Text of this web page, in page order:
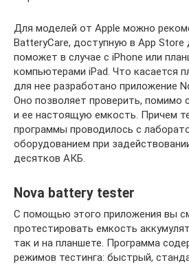
Для моделей от Apple можно
BatteryCare, доступную в App Store
поможет в случае с iPhone или
компьютерами iPad. Что касается
для нее разработано приложение
Оно позволяет проверить, помимо
и ее настоящую емкость. Причем
программы проводилось с
оборудованием при
десятков АКБ.
Nova battery tester
С помощью этого приложения вы
протестировать емкость
так и на планшете. Программа
режимов тестинга: быстрый,